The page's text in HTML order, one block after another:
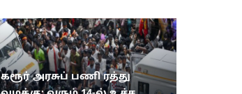
கரூர் அரசுப் பணி ரத்து